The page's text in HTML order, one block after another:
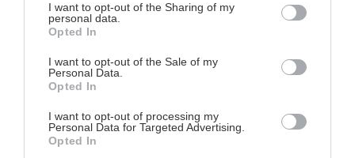
not limited to your visit or usage behaviour. You may click to
grant or deny consent to Google and its third-party tags to
use your data for below specified purposes in below Google
consent section.
I want to opt-out of the Sharing of my
personal data.
Opted In
I want to opt-out of the Sale of my
Personal Data.
Opted In
I want to opt-out of processing my
Personal Data for Targeted Advertising.
Opted In
επιστημόνων, σε συνδυασμό με τη διαρκή
ενημέρωση του περιεχομένου του, το καθιστούν
και ιατρικών δεδομένων.
Παράλληλα, έχει αναπτυχθεί το
https://pro.iatronet.gr, το εξειδικευμένο κομμάτι του